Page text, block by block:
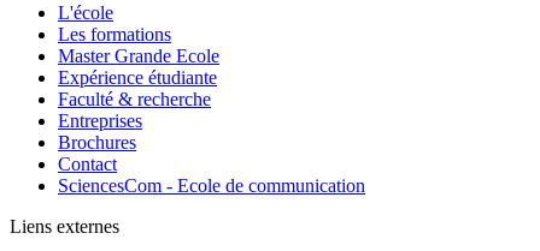
L'école
Les formations
Master Grande Ecole
Expérience étudiante
Faculté & recherche
Entreprises
Brochures
Contact
SciencesCom - Ecole de communication
Liens externes